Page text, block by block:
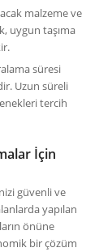
malzeme ve
uygun taşıma
süresi
Uzun süreli
tercih
İçin
güvenli ve
yapılan
önüne
bir çözüm